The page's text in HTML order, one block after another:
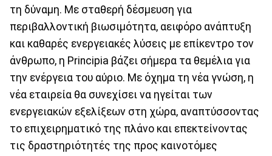
τη δύναμη. Με σταθερή δέσμευση για
περιβαλλοντική βιωσιμότητα, αειφόρο ανάπτυξη
και καθαρές ενεργειακές λύσεις με επίκεντρο τον
άνθρωπο, η Principia βάζει σήμερα τα θεμέλια για
την ενέργεια του αύριο. Με όχημα τη νέα γνώση, η
νέα εταιρεία θα συνεχίσει να ηγείται των
ενεργειακών εξελίξεων στη χώρα, αναπτύσσοντας
το επιχειρηματικό της πλάνο και επεκτείνοντας
τις δραστηριότητές της προς καινοτόμες